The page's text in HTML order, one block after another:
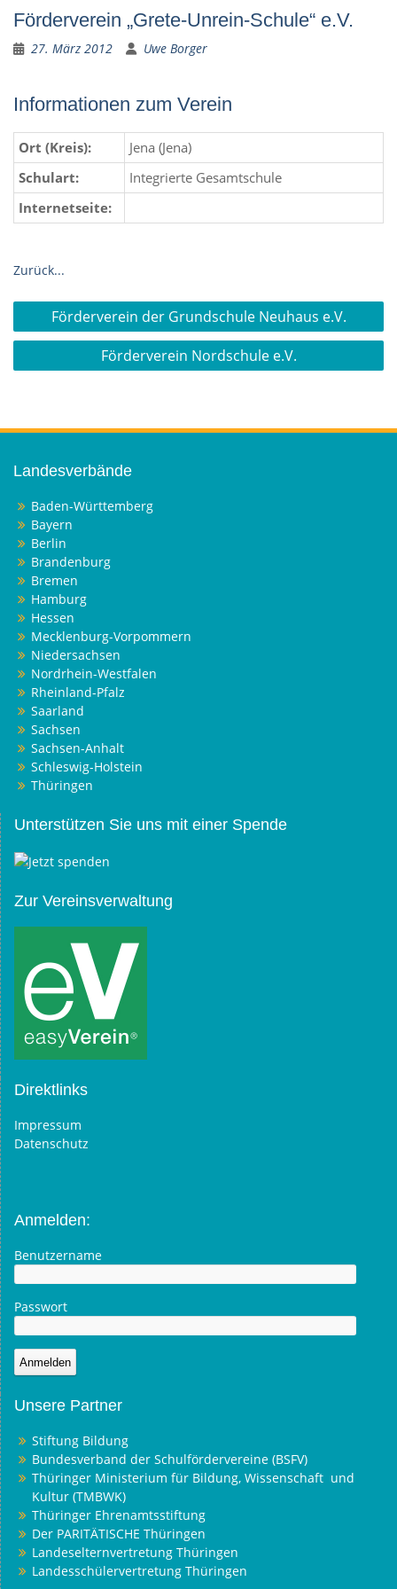
Förderverein „Grete-Unrein-Schule“ e.V.
27. März 2012 Uwe Borger
Informationen zum Verein
Ort (Kreis):
Jena (Jena)
Schulart:
Integrierte Gesamtschule
Internetseite:
Zurück...
Beitragsnavigation
Förderverein der Grundschule Neuhaus e.V.
Förderverein Nordschule e.V.
Landesverbände
Baden-Württemberg
Bayern
Berlin
Brandenburg
Bremen
Hamburg
Hessen
Mecklenburg-Vorpommern
Niedersachsen
Nordrhein-Westfalen
Rheinland-Pfalz
Saarland
Sachsen
Sachsen-Anhalt
Schleswig-Holstein
Thüringen
Unterstützen Sie uns mit einer Spende
Zur Vereinsverwaltung
Direktlinks
Impressum
Datenschutz
Anmelden:
Benutzername
Passwort
Unsere Partner
Stiftung Bildung
Bundesverband der Schulfördervereine (BSFV)
Thüringer Ministerium für Bildung, Wissenschaft und
Kultur (TMBWK)
Thüringer Ehrenamtsstiftung
Der PARITÄTISCHE Thüringen
Landeselternvertretung Thüringen
Landesschülervertretung Thüringen